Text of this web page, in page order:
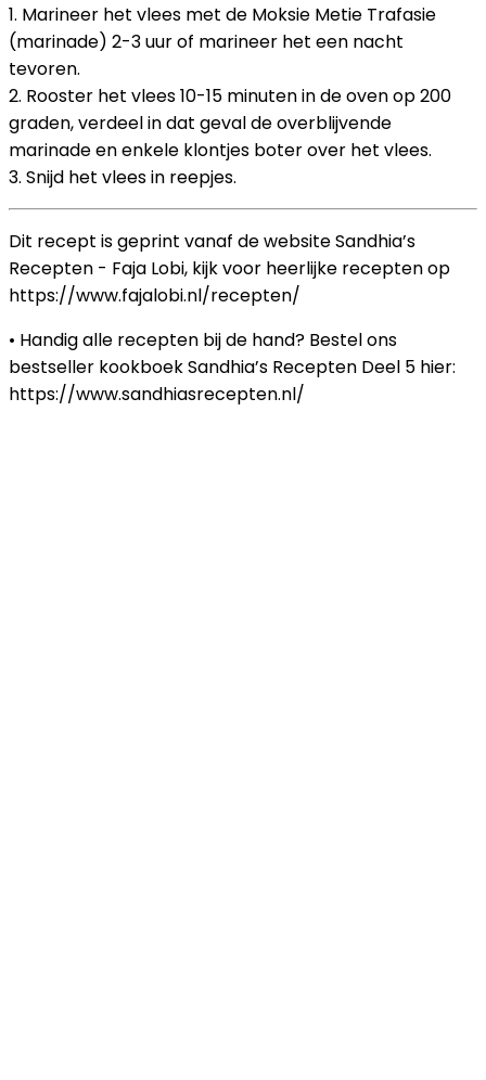
1. Marineer het vlees met de Moksie Metie Trafasie
(marinade) 2-3 uur of marineer het een nacht
tevoren.
2. Rooster het vlees 10-15 minuten in de oven op 200
graden, verdeel in dat geval de overblijvende
marinade en enkele klontjes boter over het vlees.
3. Snijd het vlees in reepjes.
Dit recept is geprint vanaf de website Sandhia’s
Recepten - Faja Lobi, kijk voor heerlijke recepten op
https://www.fajalobi.nl/recepten/
• Handig alle recepten bij de hand? Bestel ons
bestseller kookboek Sandhia’s Recepten Deel 5 hier:
https://www.sandhiasrecepten.nl/